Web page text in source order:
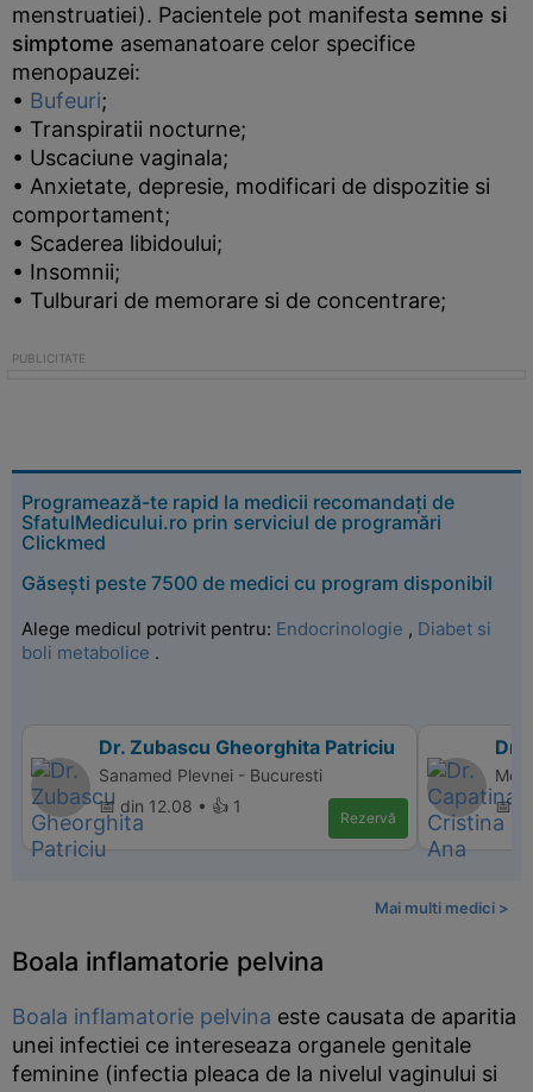
menstruatiei). Pacientele pot manifesta semne si
simptome asemanatoare celor specifice
menopauzei:
• Bufeuri;
• Transpiratii nocturne;
• Uscaciune vaginala;
• Anxietate, depresie, modificari de dispozitie si
comportament;
• Scaderea libidoului;
• Insomnii;
• Tulburari de memorare si de concentrare;
Programează-te rapid la medicii recomandați de
SfatulMedicului.ro prin serviciul de programări
Clickmed
Găsești peste 7500 de medici cu program disponibil
Alege medicul potrivit pentru: Endocrinologie , Diabet si
boli metabolice .
Dr. Zubascu Gheorghita Patriciu
Sanamed Plevnei - Bucuresti
📅 din 12.08 • 👍 1
Rezervă
Dr.
📅
Mai multi medici >
Boala inflamatorie pelvina
Boala inflamatorie pelvina este causata de aparitia
unei infectiei ce intereseaza organele genitale
feminine (infectia pleaca de la nivelul vaginului si